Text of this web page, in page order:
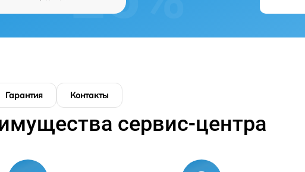
Гарантия Контакты
сервис-центра